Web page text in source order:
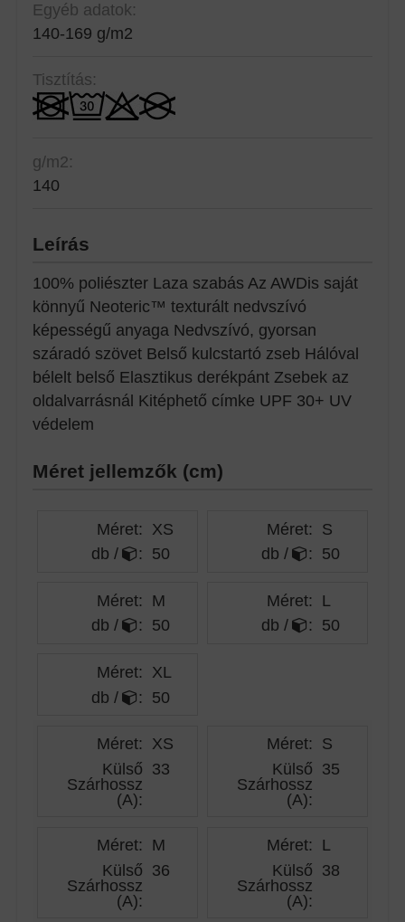
Egyéb adatok:
140-169 g/m2
Tisztítás:
g/m2:
140
Leírás
100% poliészter Laza szabás Az AWDis saját
könnyű Neoteric™ texturált nedvszívó
képességű anyaga Nedvszívó, gyorsan
száradó szövet Belső kulcstartó zseb Hálóval
bélelt belső Elasztikus derékpánt Zsebek az
oldalvarrásnál Kitéphető címke UPF 30+ UV
védelem
Méret jellemzők (cm)
Méret: XS
db /
: 50
Méret: S
db /
: 50
Méret: M
db /
: 50
Méret: L
db /
: 50
Méret: XL
db /
: 50
Méret: XS
Külső
Szárhossz
(A):
33
Méret: S
Külső
Szárhossz
(A):
35
Méret: M
Külső
Szárhossz
(A):
36
Méret: L
Külső
Szárhossz
(A):
38